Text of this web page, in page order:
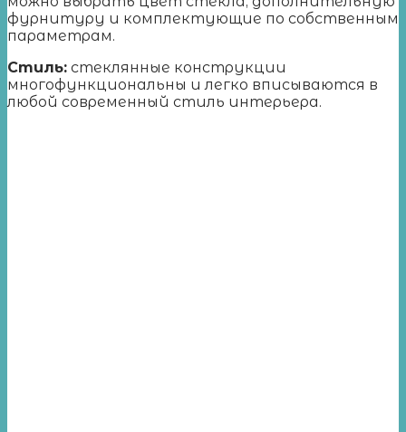
фурнитуру и комплектующие по собственным
параметрам.
Стиль: стеклянные конструкции
многофункциональны и легко вписываются в
любой современный стиль интерьера.